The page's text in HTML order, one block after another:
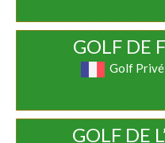
GOLF DE
Golf
GOLF DE